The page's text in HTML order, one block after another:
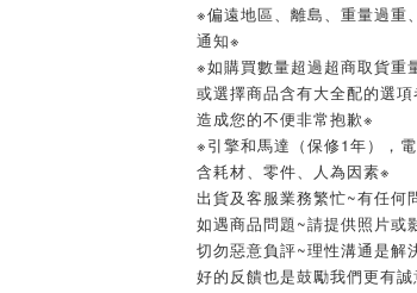
※偏遠地區、離島、重量過重
通知※
※如購買數量超過超商取貨重
或選擇商品含有大全配的選
造成您的不便非常抱歉※
※引擎和馬達（保修1年），
含耗材、零件、人為因素※
出貨及客服業務繁忙~有任何
如遇商品問題~請提供照片或
切勿惡意負評~理性溝通是解
好的反饋也是鼓勵我們更有